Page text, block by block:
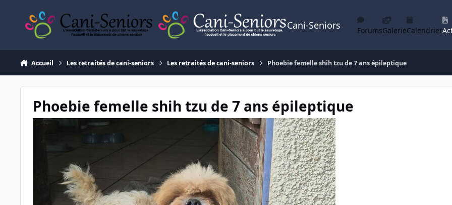
Cani-Seniors ForumsGalerieCalendrier
Accueil Les retraités de cani-seniors Les retraités de cani-seniors Phoebie femelle shih tzu de 7 ans épileptique
Phoebie femelle shih tzu de 7 ans épileptique